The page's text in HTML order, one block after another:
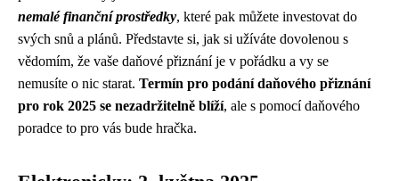
nemalé finanční prostředky, které pak můžete investovat do
svých snů a plánů. Představte si, jak si užíváte dovolenou s
vědomím, že vaše daňové přiznání je v pořádku a vy se
nemusíte o nic starat. Termín pro podání daňového přiznání
pro rok 2025 se nezadržitelně blíží, ale s pomocí daňového
poradce to pro vás bude hračka.